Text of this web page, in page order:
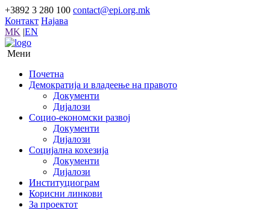
+3892 3 280 100 contact@epi.org.mk
Контакт Најава
MK |EN
Мени
Почетна
Демократија и владеење на правото
Документи
Дијалози
Социо-економски развој
Документи
Дијалози
Социјална кохезија
Документи
Дијалози
Институциограм
Корисни линкови
За проектот